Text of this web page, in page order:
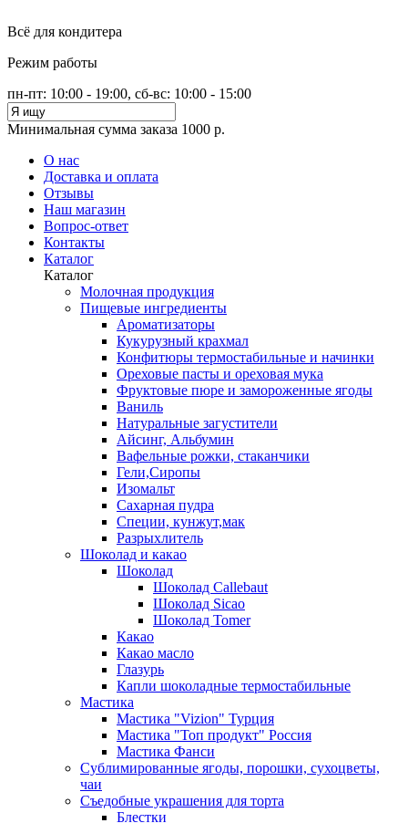
Всё для кондитера
Режим работы
пн-пт: 10:00 - 19:00, сб-вс: 10:00 - 15:00
Минимальная сумма заказа 1000 р.
О нас
Доставка и оплата
Отзывы
Наш магазин
Вопрос-ответ
Контакты
Каталог
Каталог
Молочная продукция
Пищевые ингредиенты
Ароматизаторы
Кукурузный крахмал
Конфитюры термостабильные и начинки
Ореховые пасты и ореховая мука
Фруктовые пюре и замороженные ягоды
Ваниль
Натуральные загустители
Айсинг, Альбумин
Вафельные рожки, стаканчики
Гели,Сиропы
Изомальт
Сахарная пудра
Специи, кунжут,мак
Разрыхлитель
Шоколад и какао
Шоколад
Шоколад Callebaut
Шоколад Sicao
Шоколад Tomer
Какао
Какао масло
Глазурь
Капли шоколадные термостабильные
Мастика
Мастика "Vizion" Турция
Мастика "Топ продукт" Россия
Мастика Фанси
Сублимированные ягоды, порошки, сухоцветы,
чаи
Съедобные украшения для торта
Блестки